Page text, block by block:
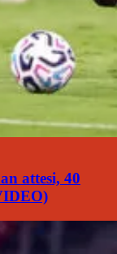
attesi, 40